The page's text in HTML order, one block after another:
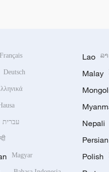
Français
Deutsch
עברית
Magyar
Lao ລ
Malay
Nepali
Persian
Polish